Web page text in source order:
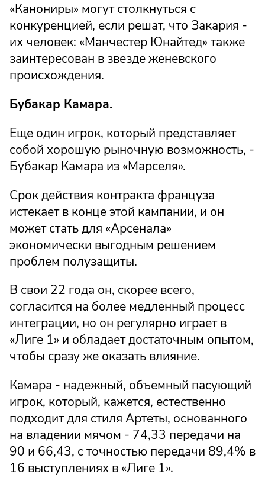
«Канониры» могут столкнуться с
конкуренцией, если решат, что Закария -
их человек: «Манчестер Юнайтед» также
заинтересован в звезде женевского
происхождения.
Бубакар Камара.
Еще один игрок, который представляет
собой хорошую рыночную возможность, -
Бубакар Камара из «Марселя».
Срок действия контракта француза
истекает в конце этой кампании, и он
может стать для «Арсенала»
экономически выгодным решением
проблем полузащиты.
В свои 22 года он, скорее всего,
согласится на более медленный процесс
интеграции, но он регулярно играет в
«Лиге 1» и обладает достаточным опытом,
чтобы сразу же оказать влияние.
Камара - надежный, объемный пасующий
игрок, который, кажется, естественно
подходит для стиля Артеты, основанного
на владении мячом - 74,33 передачи на
90 и 66,43, с точностью передачи 89,4% в
16 выступлениях в «Лиге 1».